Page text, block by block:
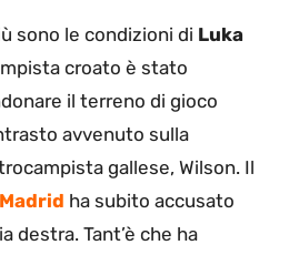
sono le condizioni di Luka
croato è stato
il terreno di gioco
avvenuto sulla
gallese, Wilson. Il
Madrid ha subito accusato
destra. Tant’è che ha